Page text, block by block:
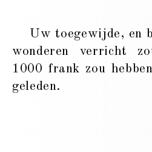
Uw toegewijde, en
wonderen verricht
1000 frank zou
geleden.